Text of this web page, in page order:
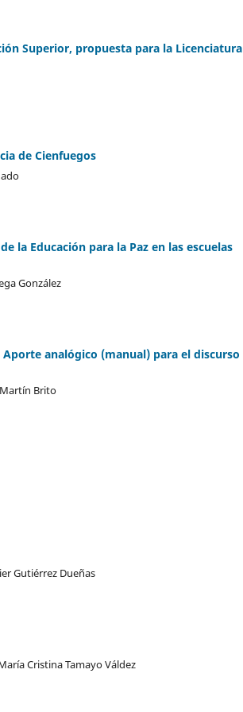
Superior, propuesta para la
de Cienfuegos
la Educación para la Paz en las escuelas
González
analógico (manual) para el discurso
Martín Brito
Gutiérrez Dueñas
Cristina Tamayo Váldez